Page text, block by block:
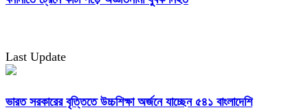
Last Update
ভারত সরকারের বৃত্তিতে উচ্চশিক্ষা অর্জনে যাচ্ছেন ৫৪১ বাংলাদেশি